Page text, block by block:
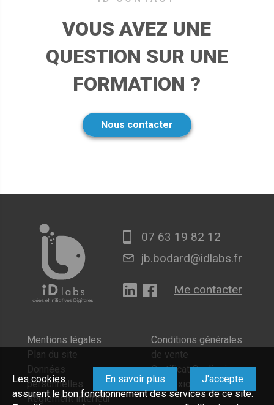
VOUS AVEZ UNE
QUESTION SUR UNE
FORMATION ?
Nous contacter
07 63 19 82 12
jb.bodard@idlabs.fr
Me contacter
Mentions légales
Plan du site
Données
personnelles
Règlement intérieur
Conditions générales
de vente
Certificat Qualiopi
Connexion
En savoir plus J'accepte
Les cookies
assurent le bon fonctionnement des services de ce site.